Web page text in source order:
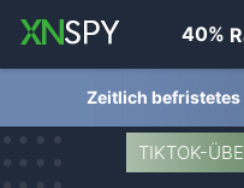
40%
Zeitlich befristetes
TIKTOK-